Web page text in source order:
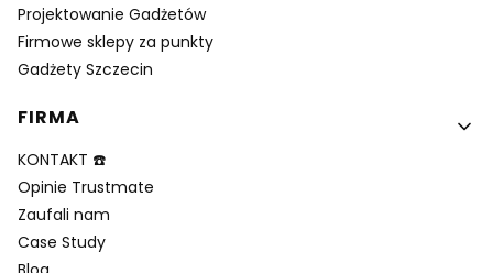
Projektowanie Gadżetów
Firmowe sklepy za punkty
Gadżety Szczecin
FIRMA
KONTAKT ☎️
Opinie Trustmate
Zaufali nam
Case Study